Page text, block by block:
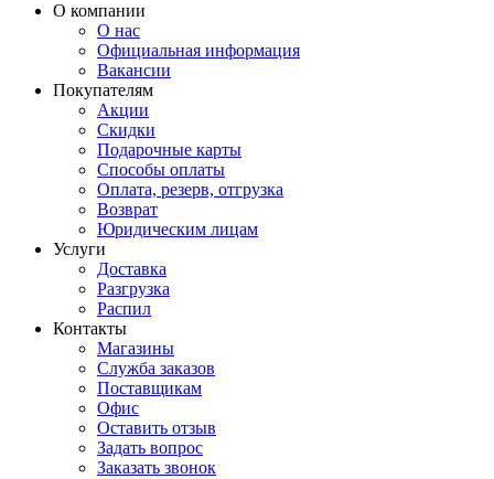
О компании
О нас
Официальная информация
Вакансии
Покупателям
Акции
Скидки
Подарочные карты
Способы оплаты
Оплата, резерв, отгрузка
Возврат
Юридическим лицам
Услуги
Доставка
Разгрузка
Распил
Контакты
Магазины
Служба заказов
Поставщикам
Офис
Оставить отзыв
Задать вопрос
Заказать звонок